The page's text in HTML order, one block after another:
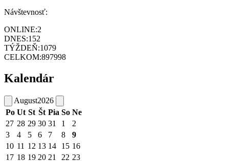
Návštevnosť:
ONLINE:2
DNES:152
TÝŽDEŇ:1079
CELKOM:897998
Kalendár
August2026
Po Ut St Št Pia So Ne
27 28 29 30 31 1
2
3
4 5 6 7 8
9
10 11 12 13 14 15 16
17 18 19 20 21 22 23